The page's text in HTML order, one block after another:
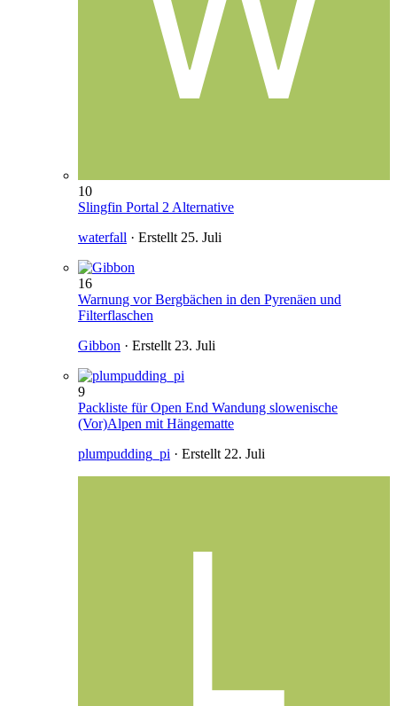
10
Slingfin Portal 2 Alternative
waterfall · Erstellt25. Juli
16
Warnung vor Bergbächen in den Pyrenäen und
Filterflaschen
Gibbon · Erstellt23. Juli
9
Packliste für Open End Wandung slowenische
(Vor)Alpen mit Hängematte
plumpudding_pi · Erstellt22. Juli